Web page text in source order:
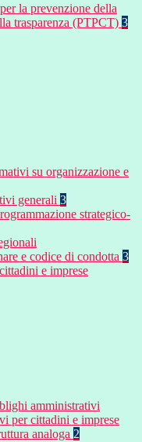
la prevenzione della
trasparenza (PTPCT) 3
su organizzazione e
generali 3
strategico-
e codice di condotta 3
e imprese
amministrativi
per cittadini e imprese
analoga 2